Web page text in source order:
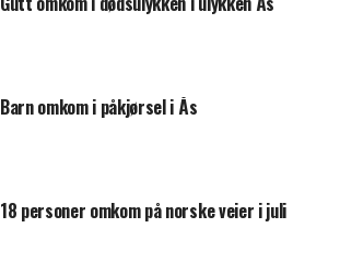
Barn omkom i påkjørsel i Ås
18 personer omkom på norske veier i juli